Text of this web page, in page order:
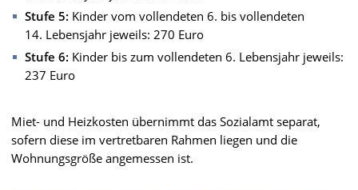
Stufe 5: Kinder vom vollendeten 6. bis vollendeten
14. Lebensjahr jeweils: 270 Euro
Stufe 6: Kinder bis zum vollendeten 6. Lebensjahr jeweils:
237 Euro
Miet- und Heizkosten übernimmt das Sozialamt separat,
sofern diese im vertretbaren Rahmen liegen und die
Wohnungsgröße angemessen ist.